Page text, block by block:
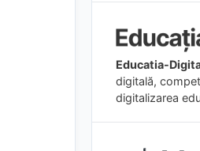
Educatia-
digitală,
digitalizarea